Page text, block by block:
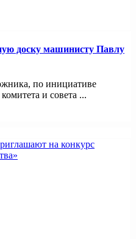
доску машинисту Павлу
по инициативе
и совета ...